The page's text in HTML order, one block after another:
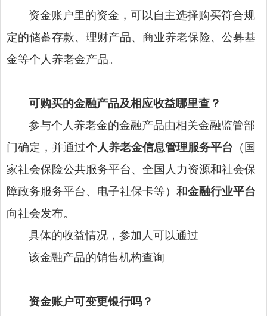
资金账户里的资金，可以自主选择购买符合规
定的储蓄存款、理财产品、商业养老保险、公募基
金等个人养老金产品。
可购买的金融产品及相应收益哪里查？
参与个人养老金的金融产品由相关金融监管部
门确定，并通过个人养老金信息管理服务平台 （国
家社会保险公共服务平台、全国人力资源和社会保
障政务服务平台、电子社保卡等）和金融行业平台
向社会发布。
具体的收益情况，参加人可以通过
该金融产品的销售机构查询
资金账户可变更银行吗？